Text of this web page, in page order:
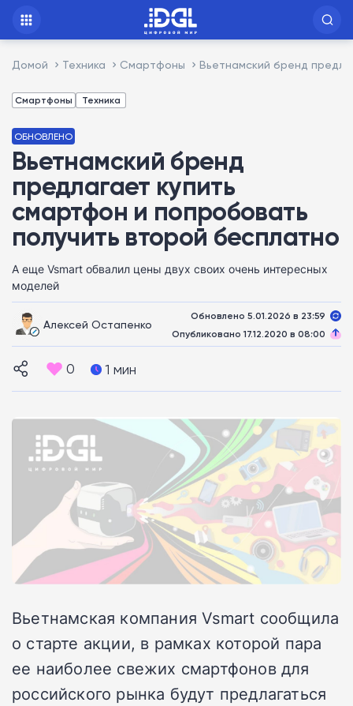
Домой Техника Смартфоны Вьетнамский бренд
Смартфоны Техника
ОБНОВЛЕНО
Вьетнамский бренд
предлагает купить
смартфон и попробовать
получить второй бесплатно
А еще Vsmart обвалил цены двух своих очень интересных
моделей
Алексей Остапенко
Обновлено 5.01.2026 в 23:59
Опубликовано 17.12.2020 в 08:00
0 1 мин
Вьетнамская компания Vsmart сообщила
о старте акции, в рамках которой пара
ее наиболее свежих смартфонов для
российского рынка будут предлагаться